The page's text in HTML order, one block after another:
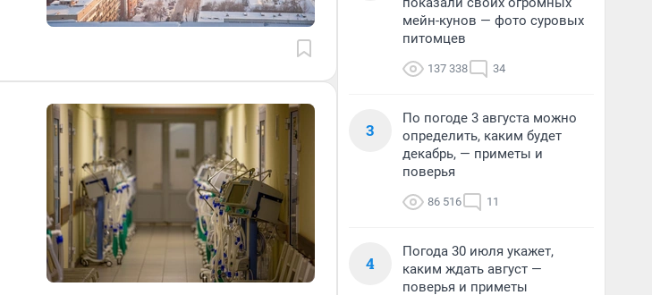
мейн-кунов — фото суровых
питомцев
137 338 34
3
По погоде 3 августа можно
определить, каким будет
декабрь, — приметы и
поверья
86 516 11
4
Погода 30 июля укажет,
каким ждать август —
поверья и приметы